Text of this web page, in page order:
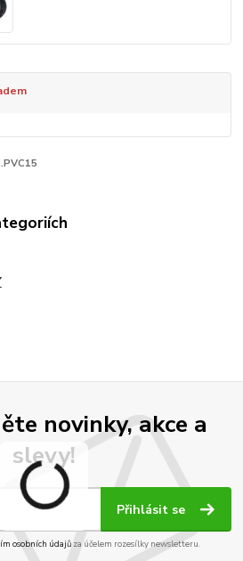
novinky, akce a
slevy!
Přihlásit se
osobních údajůza účelem rozesílky newsletteru.